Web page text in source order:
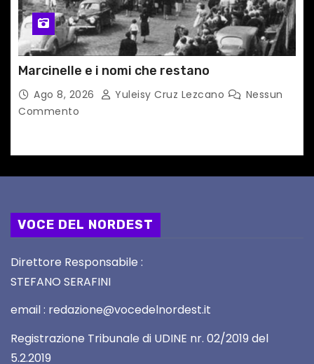
Marcinelle e i nomi che restano
Ago 8, 2026 Yuleisy Cruz Lezcano
Nessun
Commento
VOCE DEL NORDEST
Direttore Responsabile :
STEFANO SERAFINI
email : redazione@vocedelnordest.it
Registrazione Tribunale di UDINE nr. 02/2019 del
5.2.2019